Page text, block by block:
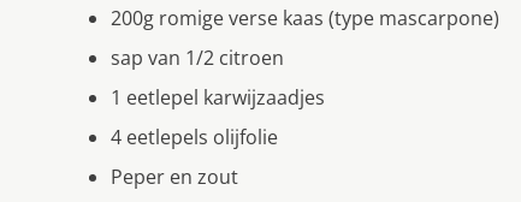
200g romige verse kaas (type mascarpone)
sap van 1/2 citroen
1 eetlepel karwijzaadjes
4 eetlepels olijfolie
Peper en zout